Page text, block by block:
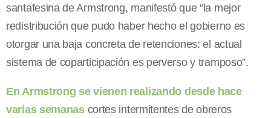
santafesina de Armstrong, manifestó que “la mejor
redistribución que pudo haber hecho el gobierno es
otorgar una baja concreta de retenciones: el actual
sistema de coparticipación es perverso y tramposo”.
En Armstrong se vienen realizando desde hace
varias semanas cortes intermitentes de obreros